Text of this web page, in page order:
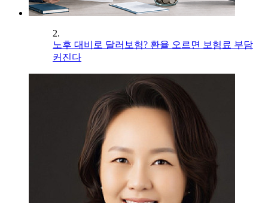
2.
노후 대비로 달러보험? 환율 오르면 보험료 부담
커진다